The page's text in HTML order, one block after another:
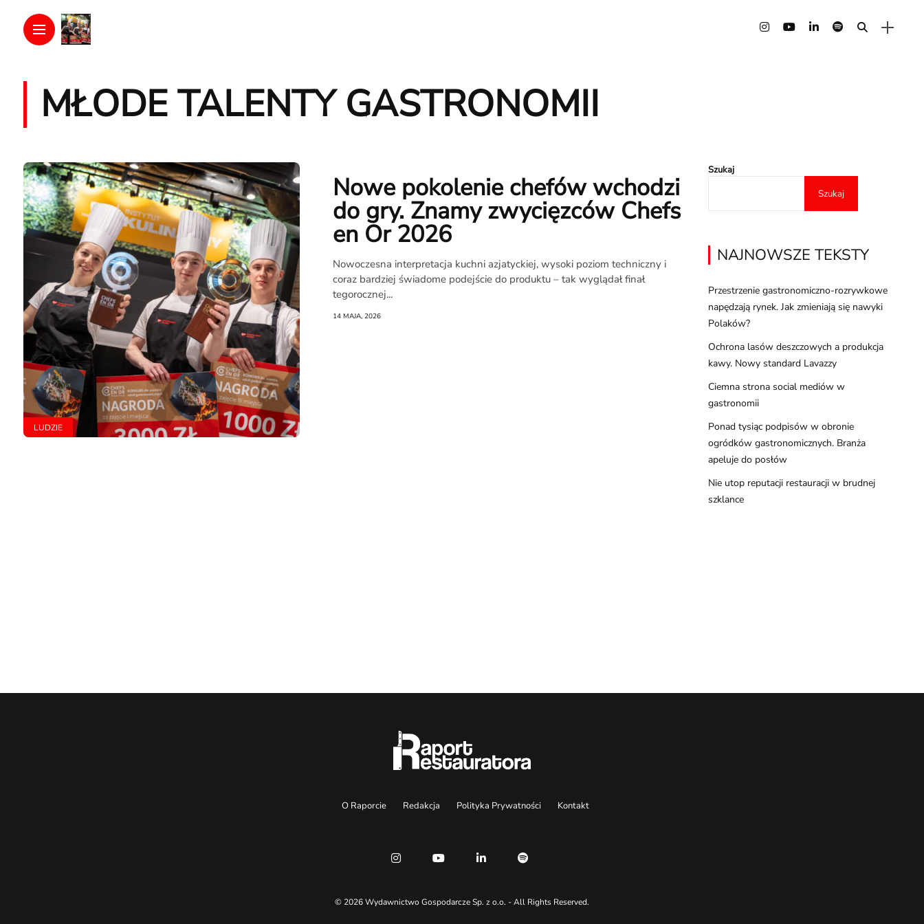
O
MŁODE TALENTY GASTRONOMII
LUDZIE
Nowe pokolenie chefów wchodzi
do gry. Znamy zwycięzców Chefs
en Or 2026
Nowoczesna interpretacja kuchni azjatyckiej, wysoki poziom techniczny i
coraz bardziej świadome podejście do produktu – tak wyglądał finał
tegorocznej...
14 MAJA, 2026
Szukaj
Szukaj
NAJNOWSZE TEKSTY
Przestrzenie gastronomiczno-rozrywkowe
napędzają rynek. Jak zmieniają się nawyki
Polaków?
Ochrona lasów deszczowych a produkcja
kawy. Nowy standard Lavazzy
Ciemna strona social mediów w
gastronomii
Ponad tysiąc podpisów w obronie
ogródków gastronomicznych. Branża
apeluje do posłów
Nie utop reputacji restauracji w brudnej
szklance
O Raporcie Redakcja Polityka Prywatności Kontakt
© 2026 Wydawnictwo Gospodarcze Sp. z o.o. - All Rights Reserved.